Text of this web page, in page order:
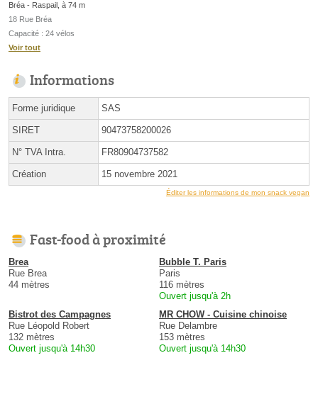
Bréa - Raspail, à 74 m
18 Rue Bréa
Capacité : 24 vélos
Voir tout
Informations
Forme juridique SAS
SIRET 90473758200026
N° TVA Intra. FR80904737582
Création 15 novembre 2021
Éditer les informations de mon snack vegan
Fast-food à proximité
Brea
Rue Brea
44 mètres
Bubble T. Paris
Paris
116 mètres
Ouvert jusqu'à 2h
Bistrot des Campagnes
Rue Léopold Robert
132 mètres
Ouvert jusqu'à 14h30
MR CHOW - Cuisine chinoise
Rue Delambre
153 mètres
Ouvert jusqu'à 14h30